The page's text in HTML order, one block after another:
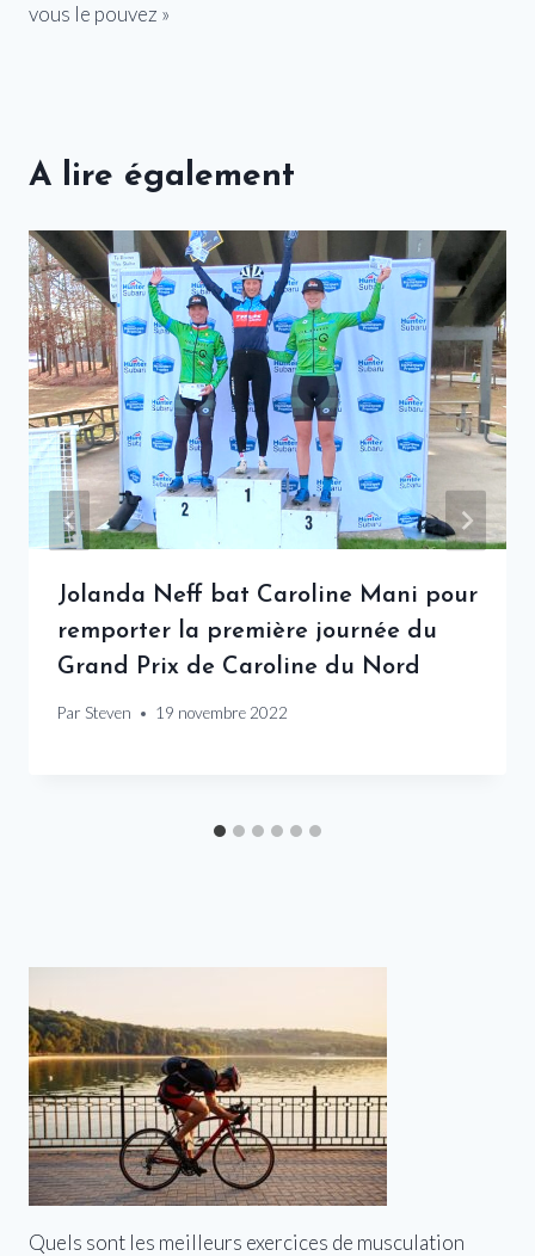
vous le pouvez »
A lire également
Jolanda Neff bat Caroline Mani pour
remporter la première journée du
Grand Prix de Caroline du Nord
Par Steven 19 novembre 2022
Quels sont les meilleurs exercices de musculation